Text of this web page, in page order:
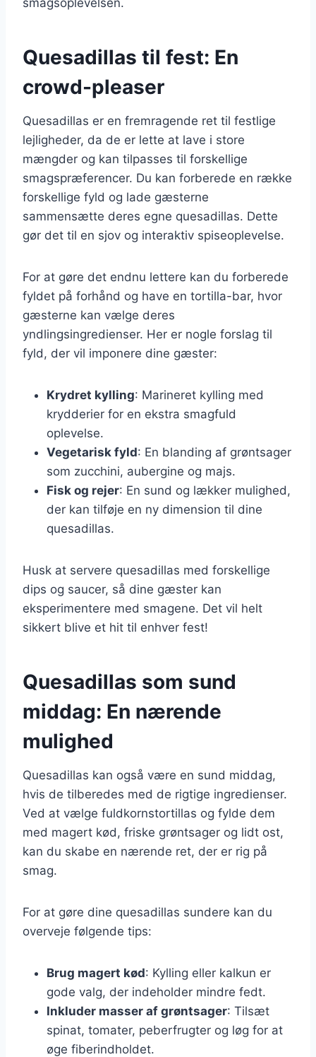
Quesadillas til fest: En
crowd-pleaser
Quesadillas er en fremragende ret til festlige
lejligheder, da de er lette at lave i store
mængder og kan tilpasses til forskellige
smagspræferencer. Du kan forberede en række
forskellige fyld og lade gæsterne
sammensætte deres egne quesadillas. Dette
gør det til en sjov og interaktiv spiseoplevelse.
For at gøre det endnu lettere kan du forberede
fyldet på forhånd og have en tortilla-bar, hvor
gæsterne kan vælge deres
yndlingsingredienser. Her er nogle forslag til
fyld, der vil imponere dine gæster:
Krydret kylling: Marineret kylling med
krydderier for en ekstra smagfuld
oplevelse.
Vegetarisk fyld: En blanding af grøntsager
som zucchini, aubergine og majs.
Fisk og rejer: En sund og lækker mulighed,
der kan tilføje en ny dimension til dine
quesadillas.
Husk at servere quesadillas med forskellige
dips og saucer, så dine gæster kan
eksperimentere med smagene. Det vil helt
sikkert blive et hit til enhver fest!
Quesadillas som sund
middag: En nærende
mulighed
Quesadillas kan også være en sund middag,
hvis de tilberedes med de rigtige ingredienser.
Ved at vælge fuldkornstortillas og fylde dem
med magert kød, friske grøntsager og lidt ost,
kan du skabe en nærende ret, der er rig på
smag.
For at gøre dine quesadillas sundere kan du
overveje følgende tips:
Brug magert kød: Kylling eller kalkun er
gode valg, der indeholder mindre fedt.
Inkluder masser af grøntsager: Tilsæt
spinat, tomater, peberfrugter og løg for at
øge fiberindholdet.